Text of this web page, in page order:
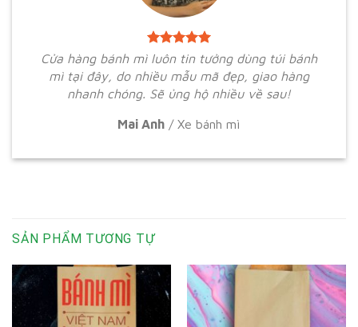
Cửa hàng bánh mì luôn tin tưởng dùng túi bánh
mì tại đây, do nhiều mẫu mã đẹp, giao hàng
nhanh chóng. Sẽ ủng hộ nhiều về sau!
Mai Anh / Xe bánh mì
SẢN PHẨM TƯƠNG TỰ